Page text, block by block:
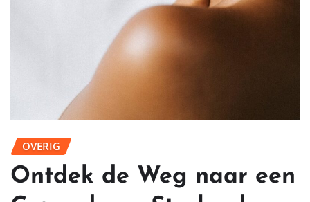
OVERIG
Ontdek de Weg naar een